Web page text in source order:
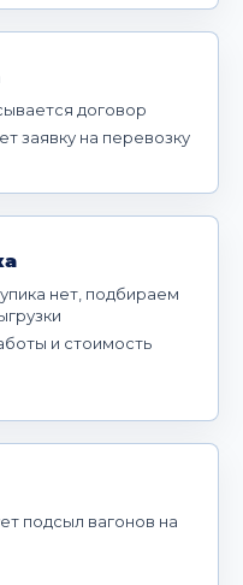
договор
заявку на перевозку
нет, подбираем
и стоимость
подсыл вагонов на